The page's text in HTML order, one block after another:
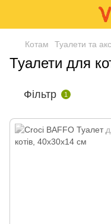
Котам Туалети та
Туалети для
Фільтр 1